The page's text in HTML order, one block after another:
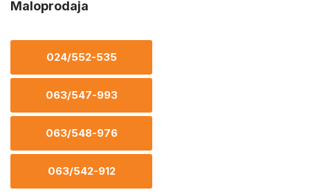
Maloprodaja
024/552-535
063/547-993
063/548-976
063/542-912